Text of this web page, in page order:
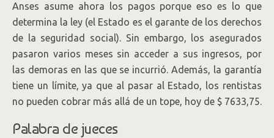
Anses asume ahora los pagos porque eso es lo que
determina la ley (el Estado es el garante de los derechos
de la seguridad social). Sin embargo, los asegurados
pasaron varios meses sin acceder a sus ingresos, por
las demoras en las que se incurrió. Además, la garantía
tiene un límite, ya que al pasar al Estado, los rentistas
no pueden cobrar más allá de un tope, hoy de $ 7633,75.
Palabra de jueces